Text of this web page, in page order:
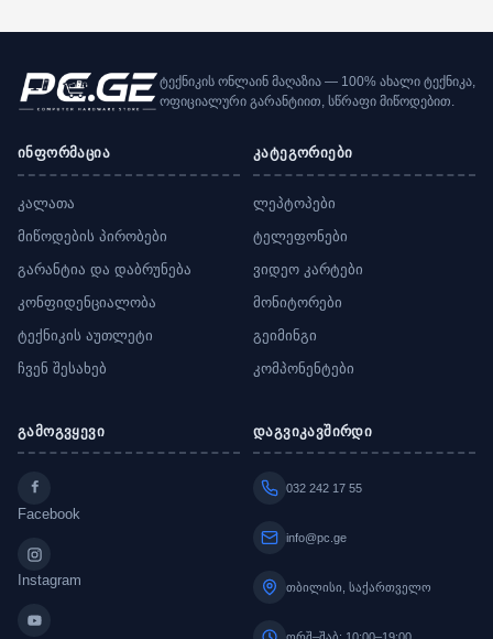
ტექნიკის ონლაინ მაღაზია — 100% ახალი ტექნიკა,
ოფიციალური გარანტიით, სწრაფი მიწოდებით.
ინფორმაცია
კალათა
მიწოდების პირობები
გარანტია და დაბრუნება
კონფიდენციალობა
ტექნიკის აუთლეტი
ჩვენ შესახებ
კატეგორიები
ლეპტოპები
ტელეფონები
ვიდეო კარტები
მონიტორები
გეიმინგი
კომპონენტები
გამოგვყევი
Facebook
Instagram
დაგვიკავშირდი
032 242 17 55
info@pc.ge
თბილისი, საქართველო